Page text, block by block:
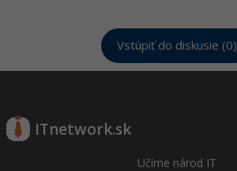
Vstúpiť do diskusie (0)
ITnetwork.sk
Učíme národ IT